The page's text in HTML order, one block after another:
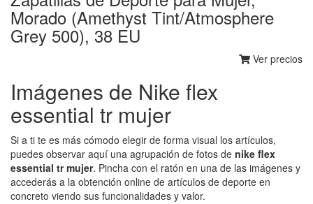
Morado (Amethyst Tint/Atmosphere
Grey 500), 38 EU
Ver precios
Imágenes de Nike flex
essential tr mujer
Si a ti te es más cómodo elegir de forma visual los artículos,
puedes observar aquí una agrupación de fotos de nike flex
essential tr mujer. Pincha con el ratón en una de las imágenes y
accederás a la obtención online de artículos de deporte en
concreto viendo sus funcionalidades y valor.